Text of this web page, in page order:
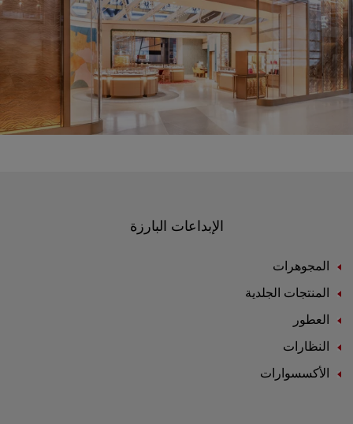
الإبداعات البارزة
المجوهرات
المنتجات الجلدية
العطور
النظارات
الأكسسوارات